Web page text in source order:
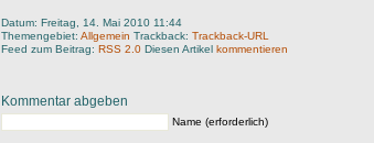
Datum: Freitag, 14. Mai 2010 11:44
Themengebiet: Allgemein Trackback: Trackback-URL
Feed zum Beitrag: RSS 2.0 Diesen Artikel kommentieren
Kommentar abgeben
Name (erforderlich)